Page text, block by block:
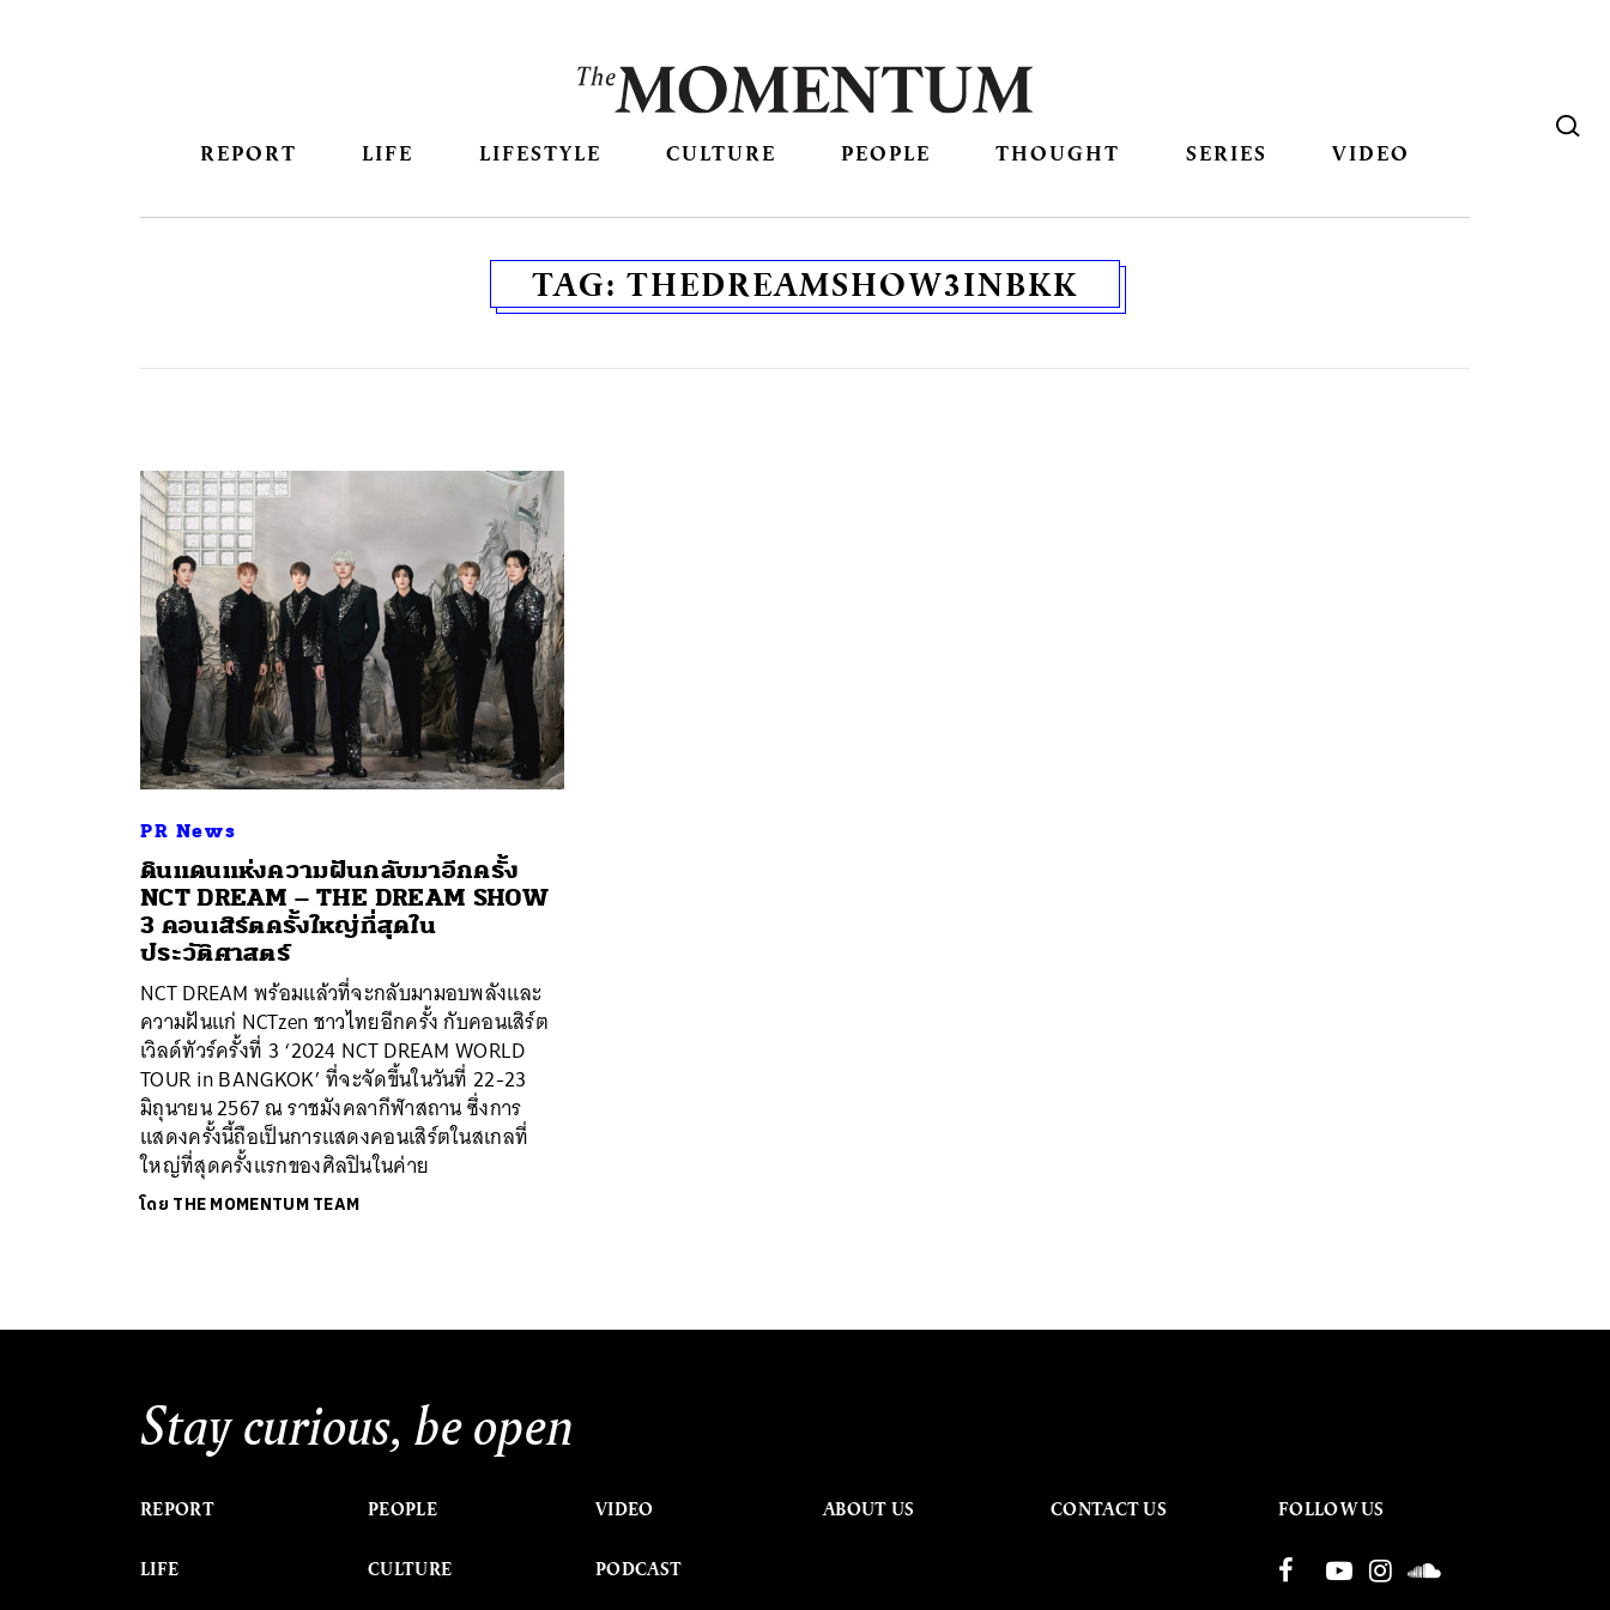
REPORT LIFE LIFESTYLE CULTURE PEOPLE THOUGHT SERIES VIDEO
TAG: THEDREAMSHOW3INBKK
PR News
ดินแดนแห่งความฝันกลับมาอีกครั้ง
NCT DREAM – THE DREAM SHOW
3 คอนเสิร์ตครั้งใหญ่ที่สุดใน
ประวัติศาสตร์
NCT DREAM พร้อมแล้วที่จะกลับมามอบพลังและ
ความฝันแก่ NCTzen ชาวไทยอีกครั้ง กับคอนเสิร์ต
เวิลด์ทัวร์ครั้งที่ 3 ‘2024 NCT DREAM WORLD
TOUR in BANGKOK’ ที่จะจัดขึ้นในวันที่ 22-23
มิถุนายน 2567 ณ ราชมังคลากีฬาสถาน ซึ่งการ
แสดงครั้งนี้ถือเป็นการแสดงคอนเสิร์ตในสเกลที่
ใหญ่ที่สุดครั้งแรกของศิลปินในค่าย
โดย THE MOMENTUM TEAM
Stay curious, be open
REPORT
LIFE
PEOPLE
CULTURE
VIDEO
PODCAST
ABOUT US CONTACT US FOLLOW US